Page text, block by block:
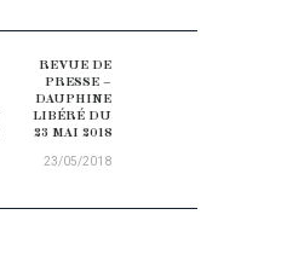
Next post:
REVUE DE
PRESSE –
DAUPHINE
LIBÉRÉ DU
23 MAI 2018
23/05/2018